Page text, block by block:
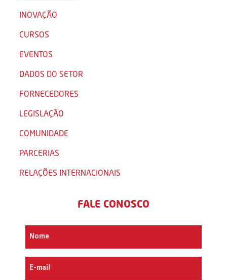
INOVAÇÃO
CURSOS
EVENTOS
DADOS DO SETOR
FORNECEDORES
LEGISLAÇÃO
COMUNIDADE
PARCERIAS
RELAÇÕES INTERNACIONAIS
FALE CONOSCO